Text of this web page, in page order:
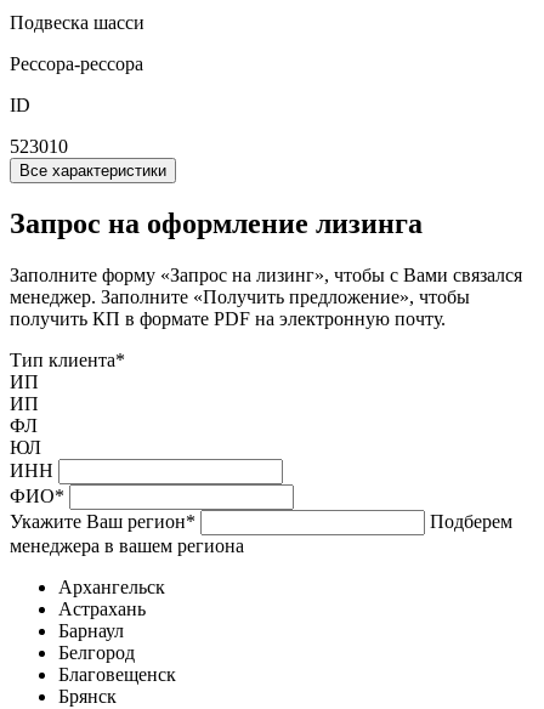
Подвеска шасси
Рессора-рессора
ID
523010
Все характеристики
Запрос на оформление лизинга
Заполните форму «Запрос на лизинг», чтобы с Вами связался
менеджер. Заполните «Получить предложение», чтобы
получить КП в формате PDF на электронную почту.
Тип клиента*
ИП
ИП
ФЛ
ЮЛ
ИНН
ФИО*
Укажите Ваш регион*
Подберем
менеджера в вашем региона
Архангельск
Астрахань
Барнаул
Белгород
Благовещенск
Брянск